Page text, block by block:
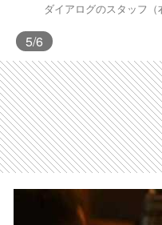
ダイアログのスタッフ（
5/6